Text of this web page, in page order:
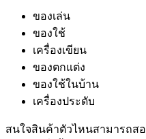
ของเล่น
ของใช้
เครื่องเขียน
ของตกแต่ง
ของใช้ในบ้าน
เครื่องประดับ
สนใจสินค้าตัวไหนสามารถสอ